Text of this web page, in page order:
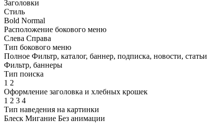
Заголовки
Стиль
Bold Normal
Расположение бокового меню
Слева Справа
Тип бокового меню
Полное Фильтр, каталог, баннер, подписка, новости, статьи
Фильтр, баннеры
Тип поиска
1 2
Оформление заголовка и хлебных крошек
1 2 3 4
Тип наведения на картинки
Блеск Мигание Без анимации